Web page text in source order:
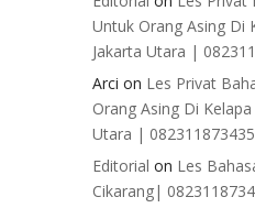
Untuk Orang Asing Di
Jakarta Utara |
Arci on Les Privat
Orang Asing Di
Utara | 082311873435
Editorial on Les
Cikarang|